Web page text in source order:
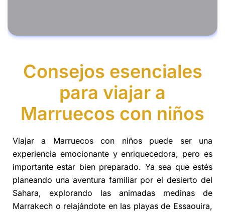
Consejos esenciales
para viajar a
Marruecos con niños
Viajar a Marruecos con niños puede ser una
experiencia emocionante y enriquecedora, pero es
importante estar bien preparado. Ya sea que estés
planeando una aventura familiar por el desierto del
Sahara, explorando las animadas medinas de
Marrakech o relajándote en las playas de Essaouira,